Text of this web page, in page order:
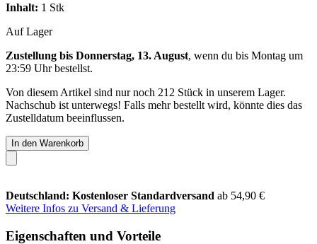
Inhalt: 1 Stk
Auf Lager
Zustellung bis Donnerstag, 13. August, wenn du bis Montag um
23:59 Uhrbestellst.
Von diesem Artikel sind nur noch 212 Stück in unserem Lager.
Nachschub ist unterwegs! Falls mehr bestellt wird, könnte dies das
Zustelldatum beeinflussen.
In den Warenkorb
Deutschland: Kostenloser Standardversand ab 54,90 €
Weitere Infos zu Versand & Lieferung
Eigenschaften und Vorteile